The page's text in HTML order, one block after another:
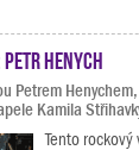
Henych
Petrem
Kamila
Tento